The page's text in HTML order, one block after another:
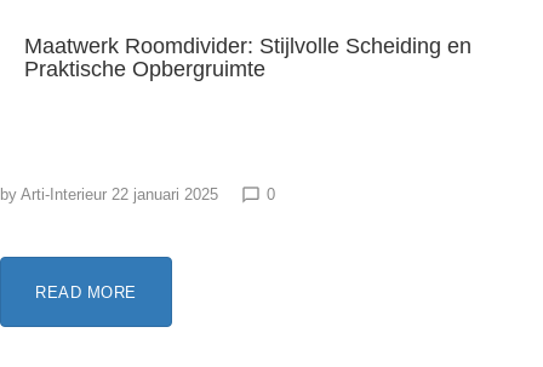
Maatwerk Roomdivider: Stijlvolle Scheiding en
Praktische Opbergruimte
by Arti-Interieur 22 januari 2025 chat_bubble_outline 0
READ MORE